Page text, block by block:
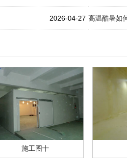
2026-04-27 高温酷暑如
施工图十